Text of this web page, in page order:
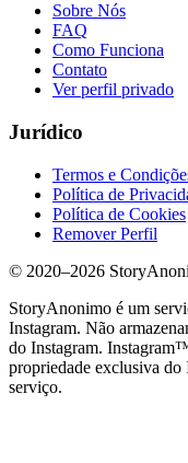
Sobre Nós
FAQ
Como Funciona
Contato
Ver perfil privado
Jurídico
Termos e
Política de
Política de Cookies
Remover Perfil
© 2020–2026
StoryAnonimo é um
Instagram. Não
do Instagram.
propriedade exclusiva do
serviço.